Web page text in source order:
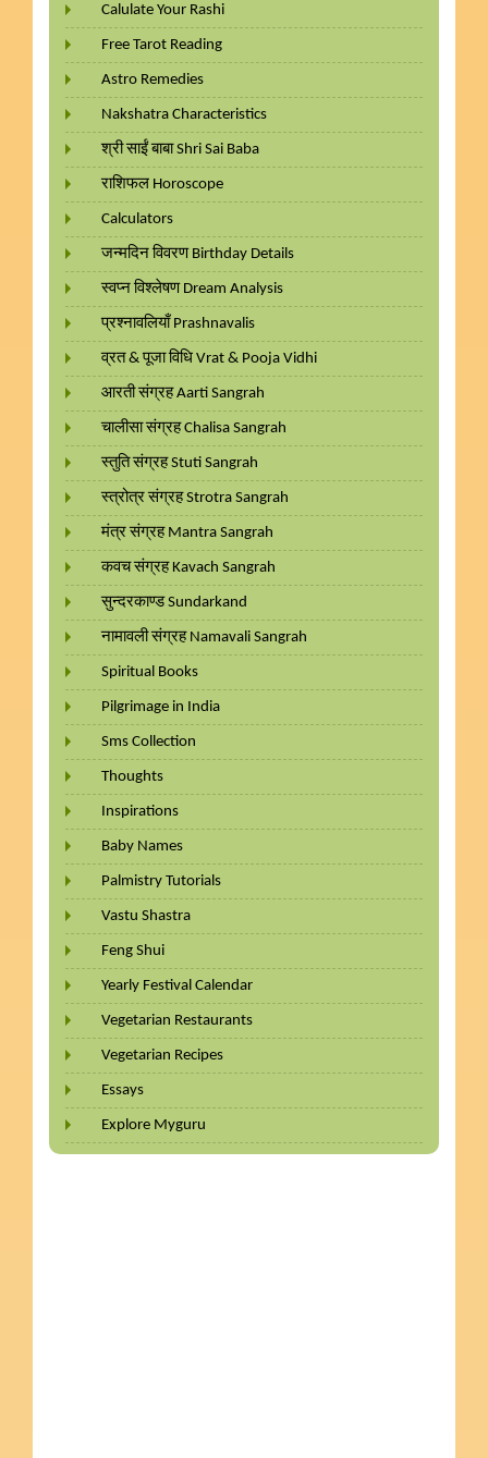
Calulate Your Rashi
Free Tarot Reading
Astro Remedies
Nakshatra Characteristics
श्री साईं बाबा Shri Sai Baba
राशिफल Horoscope
Calculators
जन्मदिन विवरण Birthday Details
स्वप्न विश्लेषण Dream Analysis
प्रश्नावलियाँ Prashnavalis
व्रत & पूजा विधि Vrat & Pooja Vidhi
आरती संग्रह Aarti Sangrah
चालीसा संग्रह Chalisa Sangrah
स्तुति संग्रह Stuti Sangrah
स्त्रोत्र संग्रह Strotra Sangrah
मंत्र संग्रह Mantra Sangrah
कवच संग्रह Kavach Sangrah
सुन्दरकाण्ड Sundarkand
नामावली संग्रह Namavali Sangrah
Spiritual Books
Pilgrimage in India
Sms Collection
Thoughts
Inspirations
Baby Names
Palmistry Tutorials
Vastu Shastra
Feng Shui
Yearly Festival Calendar
Vegetarian Restaurants
Vegetarian Recipes
Essays
Explore Myguru